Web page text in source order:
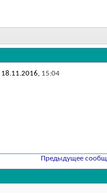
18.11.2016, 15:04
Предыдущее